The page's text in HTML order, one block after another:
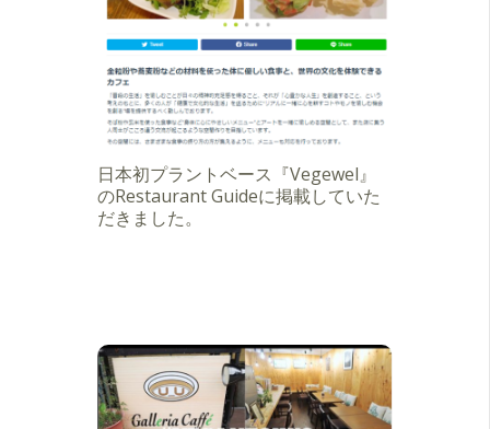
日本初プラントベース『Vegewel』
のRestaurant Guideに掲載していた
だきました。